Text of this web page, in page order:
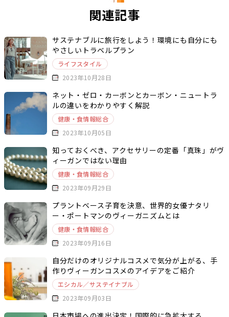
関連記事
サステナブルに旅行をしよう！環境にも自分にも
やさしいトラベルプラン
ライフスタイル
2023年10月28日
ネット・ゼロ・カーボンとカーボン・ニュートラ
ルの違いをわかりやすく解説
健康・食情報総合
2023年10月05日
知っておくべき、アクセサリーの定番「真珠」がヴ
ィーガンではない理由
健康・食情報総合
2023年09月29日
プラントベース子育を決意、世界的女優ナタリ
ー・ポートマンのヴィーガニズムとは
健康・食情報総合
2023年09月16日
自分だけのオリジナルコスメで気分が上がる、手
作りヴィーガンコスメのアイデアをご紹介
エシカル／サステイナブル
2023年09月03日